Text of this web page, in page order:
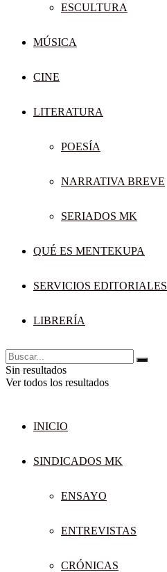
ESCULTURA
MÚSICA
CINE
LITERATURA
POESÍA
NARRATIVA BREVE
SERIADOS MK
QUÉ ES MENTEKUPA
SERVICIOS EDITORIALES
LIBRERÍA
Sin resultados
Ver todos los resultados
INICIO
SINDICADOS MK
ENSAYO
ENTREVISTAS
CRÓNICAS